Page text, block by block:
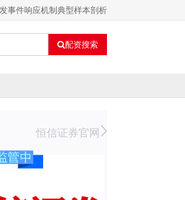
事件响应机制典型样本剖析
配资搜索
恒信证券官网